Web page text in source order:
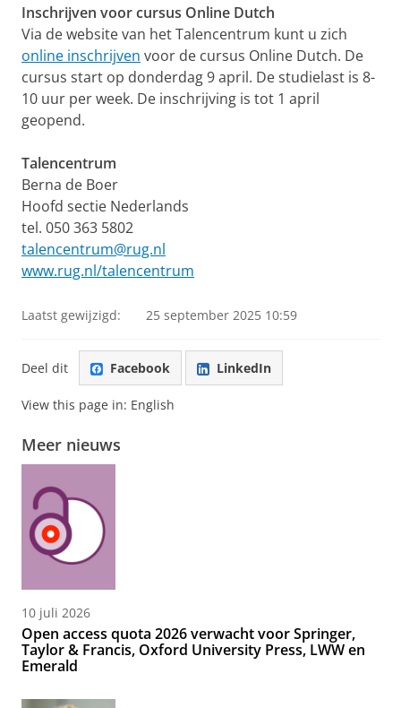
Inschrijven voor cursus Online Dutch
Via de website van het Talencentrum kunt u zich
online inschrijven voor de cursus Online Dutch. De
cursus start op donderdag 9 april. De studielast is 8-
10 uur per week. De inschrijving is tot 1 april
geopend.
Talencentrum
Berna de Boer
Hoofd sectie Nederlands
tel. 050 363 5802
talencentrum@rug.nl
www.rug.nl/talencentrum
Laatst gewijzigd: 25 september 2025 10:59
Deel dit Facebook LinkedIn
View this page in: English
Meer nieuws
10 juli 2026
Open access quota 2026 verwacht voor Springer,
Taylor & Francis, Oxford University Press, LWW en
Emerald